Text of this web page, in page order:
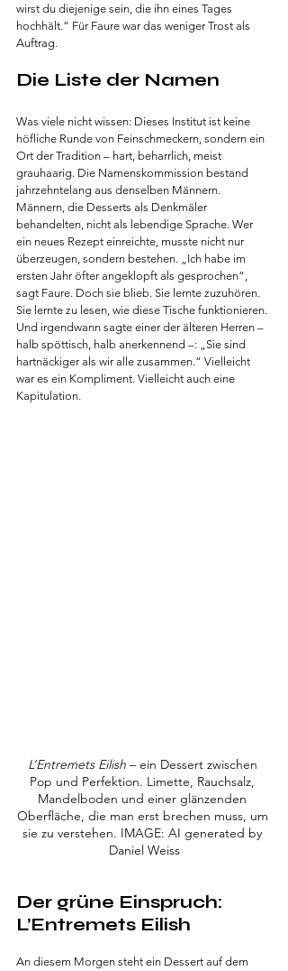
wirst du diejenige sein, die ihn eines Tages
hochhält.“ Für Faure war das weniger Trost als
Auftrag.
Die Liste der Namen
Was viele nicht wissen: Dieses Institut ist keine
höfliche Runde von Feinschmeckern, sondern ein
Ort der Tradition – hart, beharrlich, meist
grauhaarig. Die Namenskommission bestand
jahrzehntelang aus denselben Männern.
Männern, die Desserts als Denkmäler
behandelten, nicht als lebendige Sprache. Wer
ein neues Rezept einreichte, musste nicht nur
überzeugen, sondern bestehen. „Ich habe im
ersten Jahr öfter angeklopft als gesprochen“,
sagt Faure. Doch sie blieb. Sie lernte zuzuhören.
Sie lernte zu lesen, wie diese Tische funktionieren.
Und irgendwann sagte einer der älteren Herren –
halb spöttisch, halb anerkennend –: „Sie sind
hartnäckiger als wir alle zusammen.“ Vielleicht
war es ein Kompliment. Vielleicht auch eine
Kapitulation.
L’Entremets Eilish – ein Dessert zwischen
Pop und Perfektion. Limette, Rauchsalz,
Mandelboden und einer glänzenden
Oberfläche, die man erst brechen muss, um
sie zu verstehen. IMAGE: AI generated by
Daniel Weiss
Der grüne Einspruch:
L’Entremets Eilish
An diesem Morgen steht ein Dessert auf dem